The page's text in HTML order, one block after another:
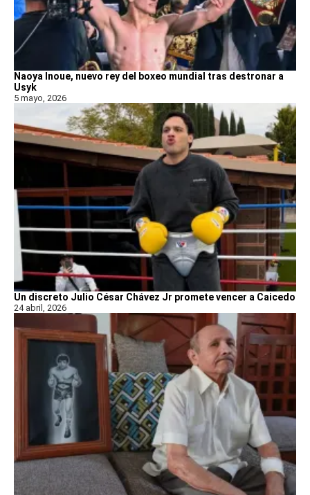
Naoya Inoue, nuevo rey del boxeo mundial tras destronar a
Usyk
5 mayo, 2026
Un discreto Julio César Chávez Jr promete vencer a Caicedo
24 abril, 2026